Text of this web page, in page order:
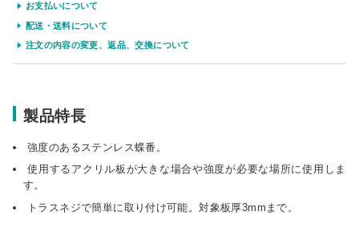
お支払いについて
配送・送料について
注文の内容の変更、返品、交換について
製品特長
強度のあるステンレス蝶番。
使用するアクリル板が大きな場合や強度が必要な場所に使用しま
す。
トラスネジで簡単に取り付け可能。対象板厚3mmまで。